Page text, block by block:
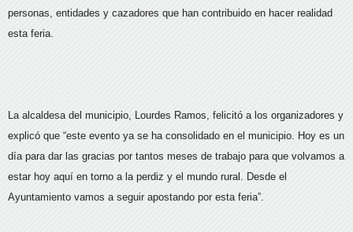
personas, entidades y cazadores que han contribuido en hacer realidad
esta feria.
La alcaldesa del municipio, Lourdes Ramos, felicitó a los organizadores y
explicó que “este evento ya se ha consolidado en el municipio. Hoy es un
día para dar las gracias por tantos meses de trabajo para que volvamos a
estar hoy aquí en torno a la perdiz y el mundo rural. Desde el
Ayuntamiento vamos a seguir apostando por esta feria”.